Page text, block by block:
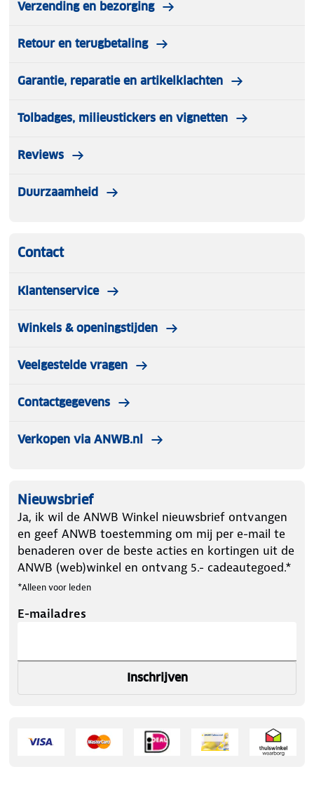
Verzending en bezorging
Retour en terugbetaling
Garantie, reparatie en artikelklachten
Tolbadges, milieustickers en vignetten
Reviews
Duurzaamheid
Contact
Klantenservice
Winkels & openingstijden
Veelgestelde vragen
Contactgegevens
Verkopen via ANWB.nl
Nieuwsbrief
Ja, ik wil de ANWB Winkel nieuwsbrief ontvangen
en geef ANWB toestemming om mij per e-mail te
benaderen over de beste acties en kortingen uit de
ANWB (web)winkel en ontvang 5.- cadeautegoed.*
*Alleen voor leden
E-mailadres
Inschrijven